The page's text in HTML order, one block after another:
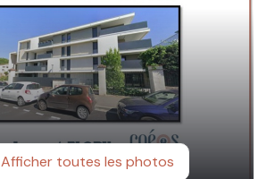
Afficher toutes les photos